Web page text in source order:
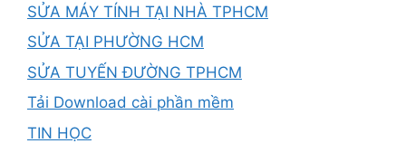
SỬA MÁY TÍNH TẠI NHÀ TPHCM
SỬA TẠI PHƯỜNG HCM
SỬA TUYẾN ĐƯỜNG TPHCM
Tải Download cài phần mềm
TIN HỌC